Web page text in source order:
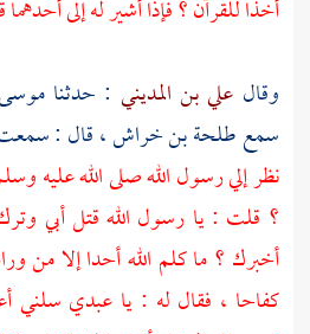
أخذا للقرآن ؟ فإذا أشير له إلى
وقال علي بن المديني : حدثنا
سمعطلحة بن خراش ،قال :
نظر إلي رسول الله صلى الله عليه
؟ قلت : يا رسول الله قتل أبي
أخبرك ؟ ما كلم الله أحدا إلا من
كفاحا ، فقال له : يا عبدي